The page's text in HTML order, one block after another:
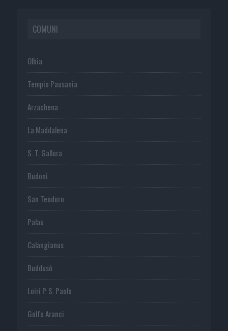
COMUNI
Olbia
Tempio Pausania
Arzachena
La Maddalena
S. T. Gallura
Budoni
San Teodoro
Palau
Calangianus
Buddusò
Loiri P. S. Paolo
Golfo Aranci